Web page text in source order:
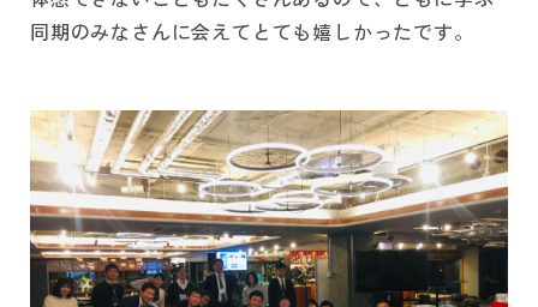
同期のみなさんに会えてとても嬉しかったです。